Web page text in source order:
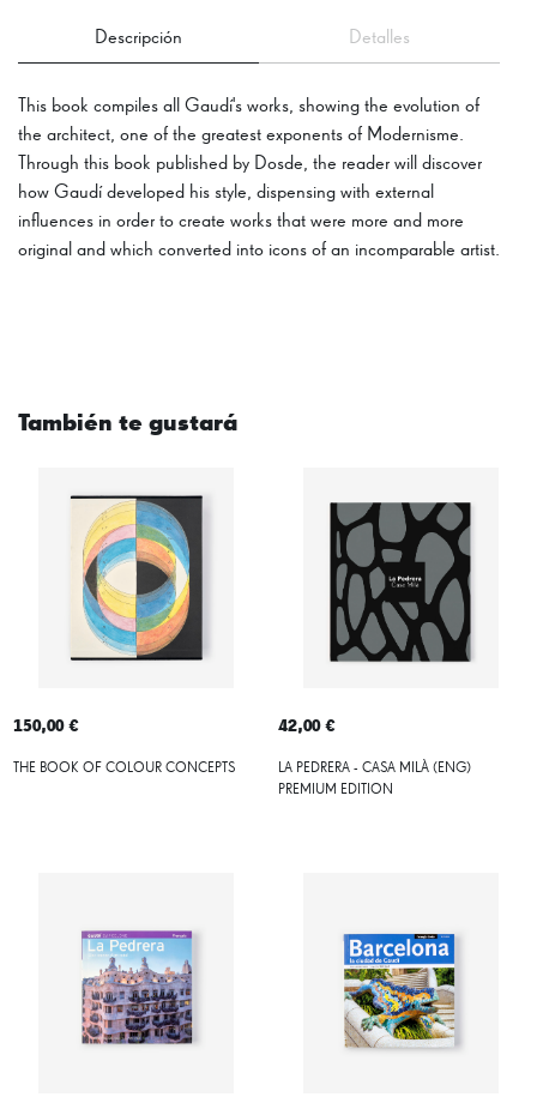
Descripción Detalles
This book compiles all Gaudí's works, showing the evolution of
the architect, one of the greatest exponents of Modernisme.
Through this book published by Dosde, the reader will discover
how Gaudí developed his style, dispensing with external
influences in order to create works that were more and more
original and which converted into icons of an incomparable artist.
También te gustará
150,00 €
THE BOOK OF COLOUR CONCEPTS
42,00 €
LA PEDRERA - CASA MILÀ (ENG)
PREMIUM EDITION